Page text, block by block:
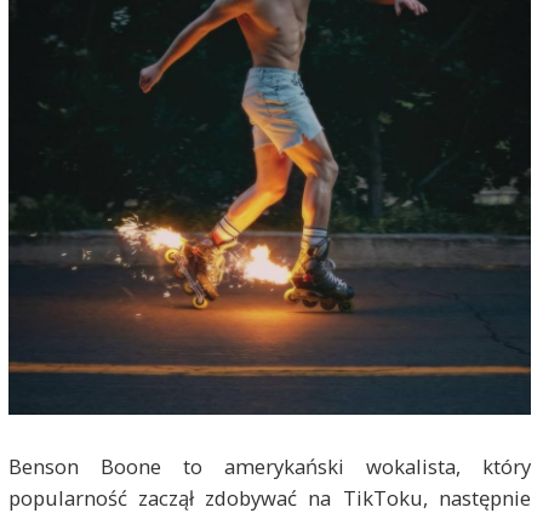
Benson Boone to amerykański wokalista, który
popularność zaczął zdobywać na TikToku, następnie